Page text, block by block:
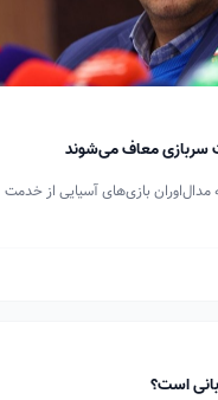
سربازی معاف می‌شوند
مدال‌اوران بازی‌های آسیایی از خدمت
است؟